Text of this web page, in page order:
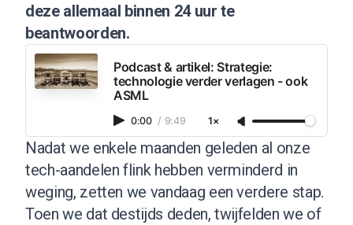
deze allemaal binnen 24 uur te
beantwoorden.
Podcast & artikel: Strategie:
technologie verder verlagen - ook
ASML
0:00 / 9:49 1×
Nadat we enkele maanden geleden al onze
tech-aandelen flink hebben verminderd in
weging, zetten we vandaag een verdere stap.
Toen we dat destijds deden, twijfelden we of